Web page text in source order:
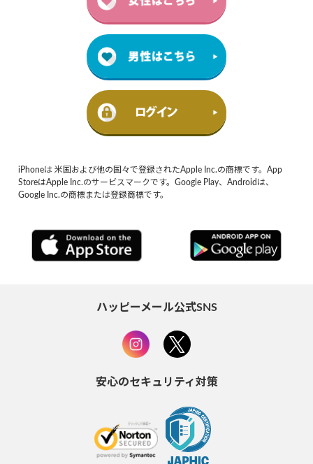
iPhoneは 米国および他の国々で登録されたApple Inc.の商標です。App
StoreはApple Inc.のサービスマークです。Google Play、Androidは、
Google Inc.の商標または登録商標です。
ハッピーメール公式SNS
安心のセキュリティ対策